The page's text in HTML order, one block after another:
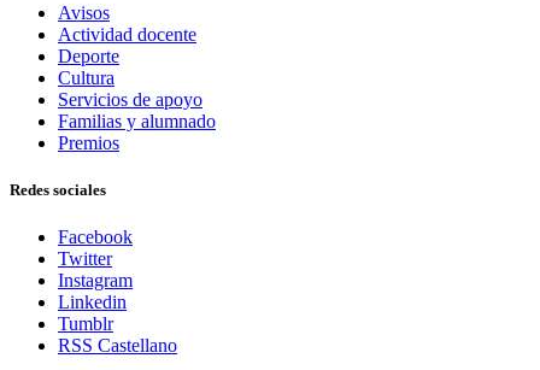
Avisos
Actividad docente
Deporte
Cultura
Servicios de apoyo
Familias y alumnado
Premios
Redes sociales
Facebook
Twitter
Instagram
Linkedin
Tumblr
RSS Castellano